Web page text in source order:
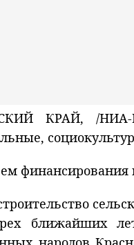
КРАЙ, /НИА-
финансирования
ближайших